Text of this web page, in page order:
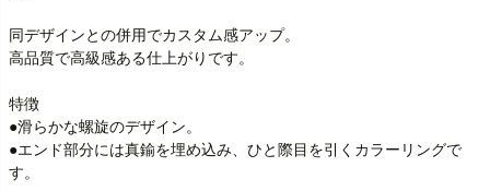
同デザインとの併用でカスタム感アップ。
高品質で高級感ある仕上がりです。
特徴
●滑らかな螺旋のデザイン。
●エンド部分には真鍮を埋め込み、ひと際目を引くカラーリングで
す。